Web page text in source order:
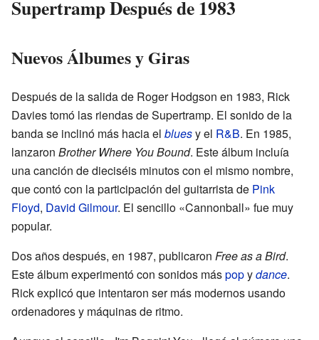
Supertramp Después de 1983
Nuevos Álbumes y Giras
Después de la salida de Roger Hodgson en 1983, Rick
Davies tomó las riendas de Supertramp. El sonido de la
banda se inclinó más hacia el bluesy el R&B. En 1985,
lanzaron Brother Where You Bound. Este álbum incluía
una canción de dieciséis minutos con el mismo nombre,
que contó con la participación del guitarrista de Pink
Floyd, David Gilmour. El sencillo «Cannonball» fue muy
popular.
Dos años después, en 1987, publicaron Free as a Bird.
Este álbum experimentó con sonidos máspopydance.
Rick explicó que intentaron ser más modernos usando
ordenadores y máquinas de ritmo.